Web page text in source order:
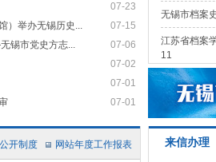
举办无锡历史文... 纸短情长见初心 无锡星
07-23
07-15
）举办无锡历史...
07-06
锡市党史方志...
07-02
07-01
07-01
开制度 网站年度工作报表
无锡市档案
江苏省档案
11
来信办理
寻找知情人
关于茂新面
请问2021年
设施名录在